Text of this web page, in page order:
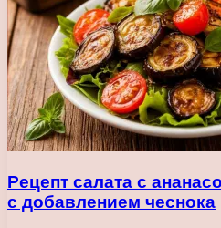
Рецепт салата с
с добавлением чеснока